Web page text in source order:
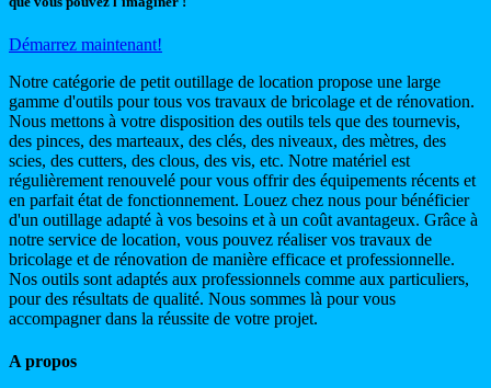
Démarrez maintenant!
Notre catégorie de petit outillage de location propose une large
gamme d'outils pour tous vos travaux de bricolage et de rénovation.
Nous mettons à votre disposition des outils tels que des tournevis,
des pinces, des marteaux, des clés, des niveaux, des mètres, des
scies, des cutters, des clous, des vis, etc. Notre matériel est
régulièrement renouvelé pour vous offrir des équipements récents et
en parfait état de fonctionnement. Louez chez nous pour bénéficier
d'un outillage adapté à vos besoins et à un coût avantageux. Grâce à
notre service de location, vous pouvez réaliser vos travaux de
bricolage et de rénovation de manière efficace et professionnelle.
Nos outils sont adaptés aux professionnels comme aux particuliers,
pour des résultats de qualité. Nous sommes là pour vous
accompagner dans la réussite de votre projet.
A propos